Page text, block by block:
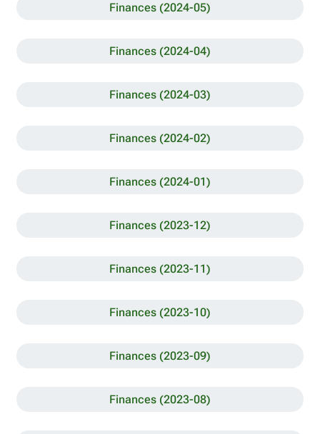
Finances (2024-05)
Finances (2024-04)
Finances (2024-03)
Finances (2024-02)
Finances (2024-01)
Finances (2023-12)
Finances (2023-11)
Finances (2023-10)
Finances (2023-09)
Finances (2023-08)